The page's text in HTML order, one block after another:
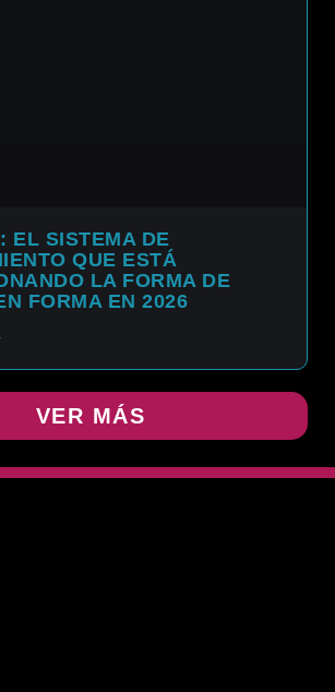
EL SISTEMA DE
QUE ESTÁ
LA FORMA DE
FORMA EN 2026
VER MÁS